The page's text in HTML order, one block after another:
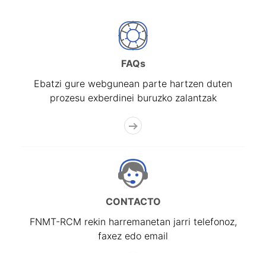
FAQs
Ebatzi gure webgunean parte hartzen duten
prozesu exberdinei buruzko zalantzak
CONTACTO
FNMT-RCM rekin harremanetan jarri telefonoz,
faxez edo email